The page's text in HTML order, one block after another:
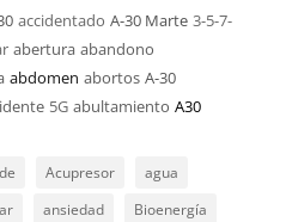
accidentado A-30 Marte 3-5-7-
abertura abandono
abdomen abortos A-30
5G abultamiento A30
Acupresor
agua
ansiedad
Bioenergía